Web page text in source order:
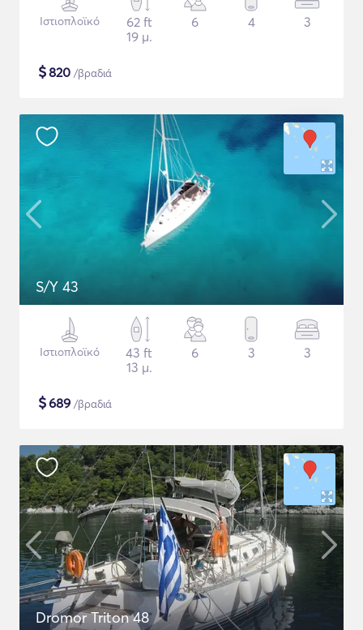
Ιστιοπλοϊκό
62 ft
19 μ.
6 4 3
$820 /βραδιά
S/Y 43
Ιστιοπλοϊκό
43 ft
13 μ.
6 3 3
$689 /βραδιά
Dromor Triton 48